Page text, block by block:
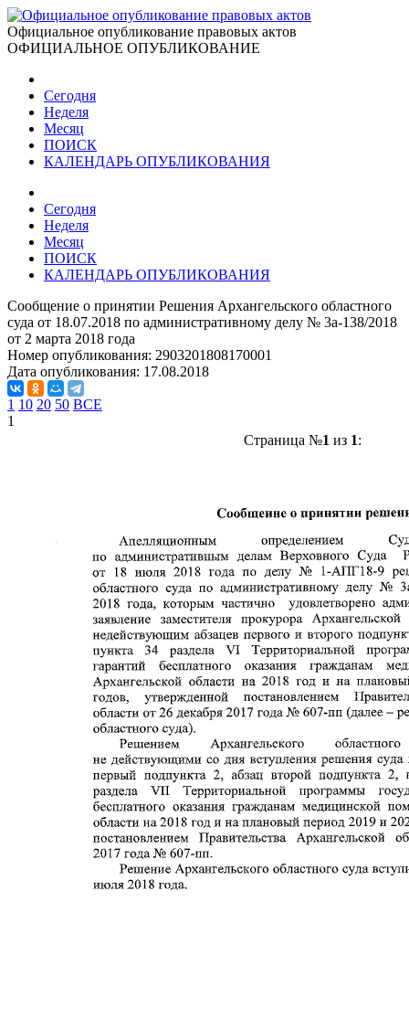
Официальное опубликование правовых актов
ОФИЦИАЛЬНОЕ ОПУБЛИКОВАНИЕ
Сегодня
Неделя
Месяц
ПОИСК
КАЛЕНДАРЬ ОПУБЛИКОВАНИЯ
Сегодня
Неделя
Месяц
ПОИСК
КАЛЕНДАРЬ ОПУБЛИКОВАНИЯ
Сообщение о принятии Решения Архангельского областного
суда от 18.07.2018 по административному делу № 3а-138/2018
от 2 марта 2018 года
Номер опубликования: 2903201808170001
Дата опубликования: 17.08.2018
1 10 20 50 ВСЕ
1
Страница №1 из 1: